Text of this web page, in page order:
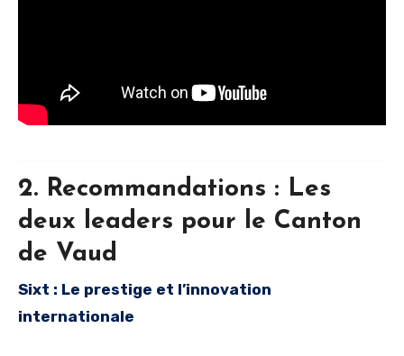
2. Recommandations : Les
deux leaders pour le Canton
de Vaud
Sixt : Le prestige et l’innovation
internationale